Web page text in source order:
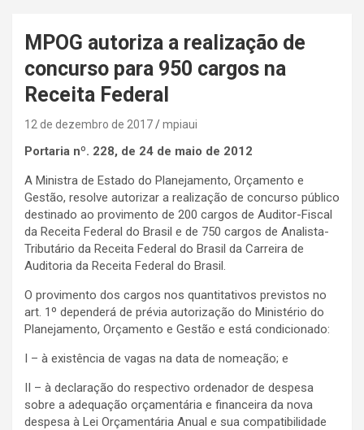
MPOG autoriza a realização de
concurso para 950 cargos na
Receita Federal
12 de dezembro de 2017 mpiaui
Portaria nº. 228, de 24 de maio de 2012
A Ministra de Estado do Planejamento, Orçamento e
Gestão, resolve autorizar a realização de concurso público
destinado ao provimento de 200 cargos de Auditor-Fiscal
da Receita Federal do Brasil e de 750 cargos de Analista-
Tributário da Receita Federal do Brasil da Carreira de
Auditoria da Receita Federal do Brasil.
O provimento dos cargos nos quantitativos previstos no
art. 1º dependerá de prévia autorização do Ministério do
Planejamento, Orçamento e Gestão e está condicionado:
I – à existência de vagas na data de nomeação; e
II – à declaração do respectivo ordenador de despesa
sobre a adequação orçamentária e financeira da nova
despesa à Lei Orçamentária Anual e sua compatibilidade